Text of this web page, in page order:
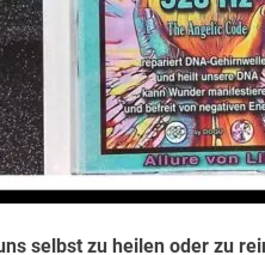
selbst zu heilen oder zu